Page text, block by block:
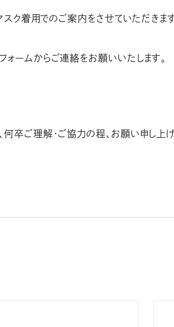
ク着用でのご案内をさせていただきま
ォームからご連絡をお願いいたします。
卒ご理解・ご協力の程、お願い申し上げ